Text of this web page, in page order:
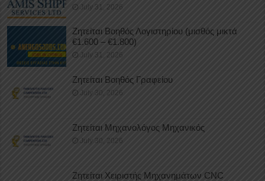
July 31, 2026
Ζητείται Βοηθός Λογιστηρίου (μισθός μικτά
€1.600 – €1.800)
July 31, 2026
Ζητείται Βοηθός Γραφείου
July 30, 2026
Ζητείται Μηχανολόγος Μηχανικός
July 30, 2026
Ζητείται Χειριστής Μηχανημάτων CNC